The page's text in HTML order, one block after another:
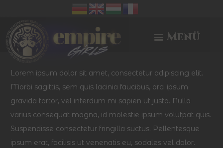
Menü
Lorem ipsum dolor sit amet, consectetur adipiscing elit.
Morbi sagittis, sem quis lacinia faucibus, orci ipsum
gravida tortor, vel interdum mi sapien ut justo. Nulla
varius consequat magna, id molestie ipsum volutpat quis.
Suspendisse consectetur fringilla suctus. Pellentesque
ipsum erat, facilisis ut venenatis eu, sodales vel dolor.